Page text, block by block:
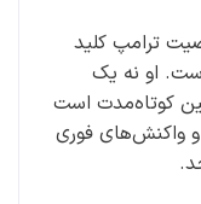
ترامپ کلید
او نه یک
کوتاه‌مدت است
واکنش‌های فوری